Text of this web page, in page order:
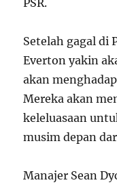
PSR.
Setelah gagal di
Everton yakin
akan
Mereka akan
keleluasaan
musim depan
Manajer Sean